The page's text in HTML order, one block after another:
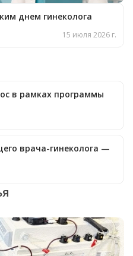
днем гинеколога
15 июля 2026 г.
в рамках программы
врача-гинеколога —